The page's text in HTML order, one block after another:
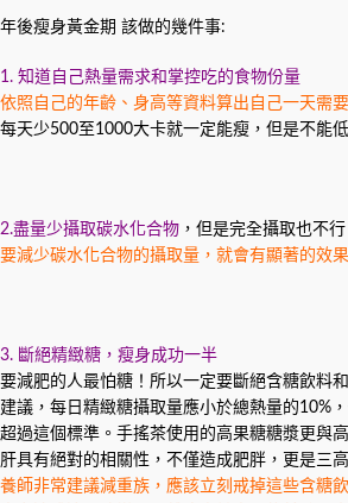
年後瘦身黃金期 該做的幾件事:
1. 知道自己熱量需求和掌控吃的食物份量
依照自己的年齡、身高等資料算出自己一天需
每天少500至1000大卡就一定能瘦，但是不能
2.盡量少攝取碳水化合物 ，但是完全攝取也不
要減少碳水化合物的攝取量，就會有顯著的效果
3. 斷絕精緻糖，瘦身成功一半
要減肥的人最怕糖！所以一定要斷絕含糖飲料
建議，每日精緻糖攝取量應小於總熱量的10%
超過這個標準。手搖茶使用的高果糖糖漿更與
肝具有絕對的相關性，不僅造成肥胖，更是三
養師非常建議減重族，應該立刻戒掉這些含糖